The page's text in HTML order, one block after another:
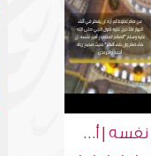
المتطوع أمير نفسه | أحكام رمضان | إسلام ويب | للصم بلغة الإشارة